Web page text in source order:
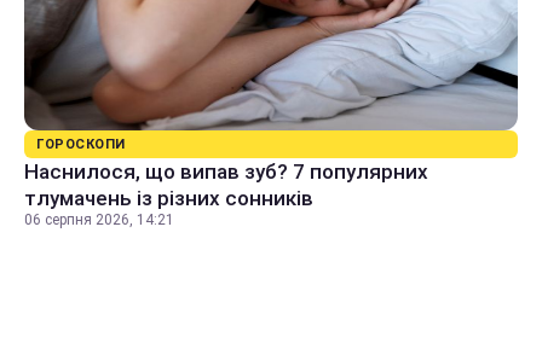
ГОРОСКОПИ
Наснилося, що випав зуб? 7 популярних
тлумачень із різних сонників
06 серпня 2026, 14:21